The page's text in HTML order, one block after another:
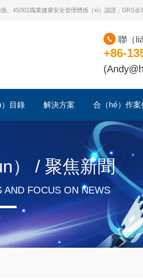
45001職業健康安全管理體係（xì）認證；GRS
+86-
聯（
目錄 解決方案 合（hé）作案
） / 聚焦新聞
AND FOCUS ON NEWS